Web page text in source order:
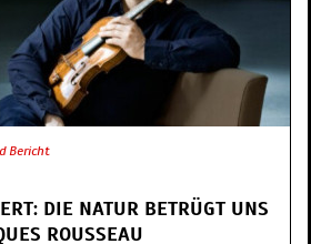
Bericht
DIE NATUR BETRÜGT UNS
ROUSSEAU